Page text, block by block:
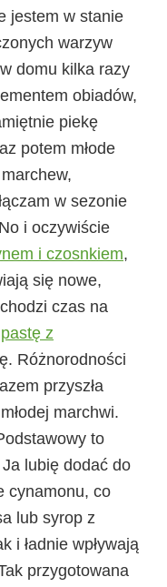
jestem w stanie
warzyw
domu kilka razy
obiadów,
piekę
potem młode
w sezonie
i oczywiście
i czosnkiem,
się nowe,
czas na
pastę z
Różnorodności
przyszła
marchwi.
to
lubię dodać do
cynamonu, co
lub syrop z
i ładnie wpływają
przygotowana